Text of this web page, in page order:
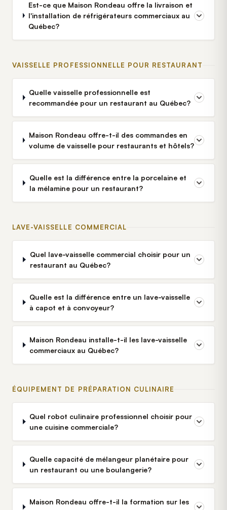
Est-ce que Maison Rondeau offre la livraison et
l'installation de réfrigérateurs commerciaux au
Québec?
VAISSELLE PROFESSIONNELLE POUR RESTAURANT
Quelle vaisselle professionnelle est
recommandée pour un restaurant au Québec?
Maison Rondeau offre-t-il des commandes en
volume de vaisselle pour restaurants et hôtels?
Quelle est la différence entre la porcelaine et
la mélamine pour un restaurant?
LAVE-VAISSELLE COMMERCIAL
Quel lave-vaisselle commercial choisir pour un
restaurant au Québec?
Quelle est la différence entre un lave-vaisselle
à capot et à convoyeur?
Maison Rondeau installe-t-il les lave-vaisselle
commerciaux au Québec?
ÉQUIPEMENT DE PRÉPARATION CULINAIRE
Quel robot culinaire professionnel choisir pour
une cuisine commerciale?
Quelle capacité de mélangeur planétaire pour
un restaurant ou une boulangerie?
Maison Rondeau offre-t-il la formation sur les